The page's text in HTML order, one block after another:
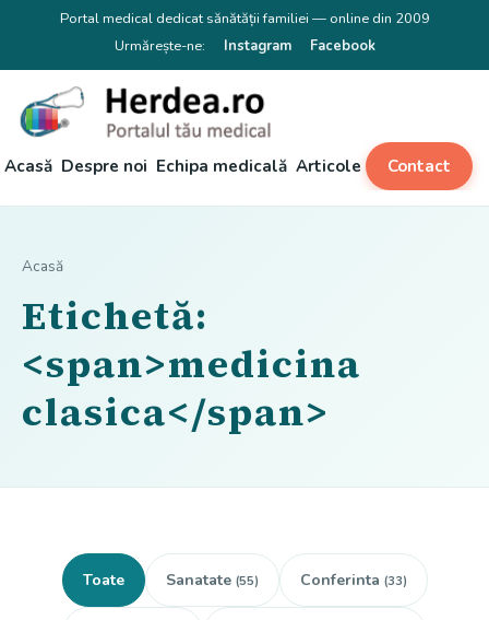
Portal medical dedicat sănătății familiei — online din 2009
Urmărește-ne:
Instagram Facebook
Acasă Despre noi Echipa medicală Articole Contact
Acasă
Etichetă:
<span>medicina
clasica</span>
Toate Sanatate (55) Conferinta (33)